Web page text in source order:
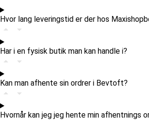
Hvor lang leveringstid er der hos
Har i en fysisk butik man kan handle i?
Kan man afhente sin ordrer i Bevtoft?
Hvornår kan jeg jeg hente min afhentnings